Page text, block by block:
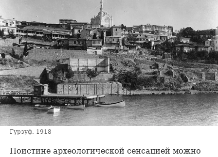
Гурзуф. 1918
Поистине археологической сенсацией можно